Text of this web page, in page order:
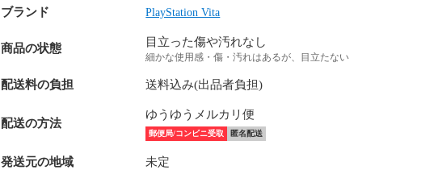
ブランド PlayStation Vita
商品の状態 目立った傷や汚れなし
細かな使用感・傷・汚れはあるが、目立たない
配送料の負担 送料込み(出品者負担)
配送の方法
ゆうゆうメルカリ便
郵便局/コンビニ受取 匿名配送
発送元の地域 未定